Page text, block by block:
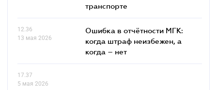
транспорте
12.36
13 мая 2026
Ошибка в отчётности МГК:
когда штраф неизбежен, а
когда – нет
17.37
5 мая 2026